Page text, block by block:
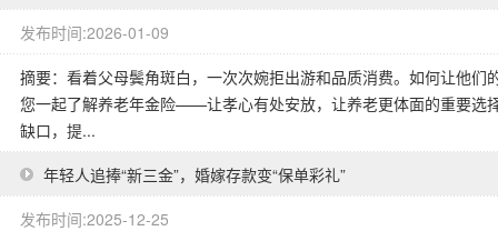
发布时间:2026-01-09
摘要：看着父母鬓角斑白，一次次婉拒出游和品质消费。如何让他
您一起了解养老年金险——让孝心有处安放，让养老更体面的重要选
缺口，提...
年轻人追捧“新三金”，婚嫁存款变“保单彩礼”
发布时间:2025-12-25